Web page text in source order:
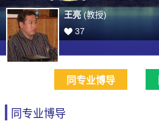
王亮(教授)
37
同专业博导
同专业博导